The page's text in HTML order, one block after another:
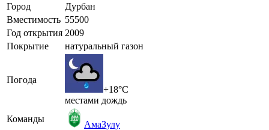
Город
Дурбан
Вместимость 55500
Год открытия 2009
Покрытие
натуральный газон
Погода
+18°C
местами дождь
Команды
АмаЗулу